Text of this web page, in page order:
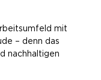
mit
– denn das
nachhaltigen